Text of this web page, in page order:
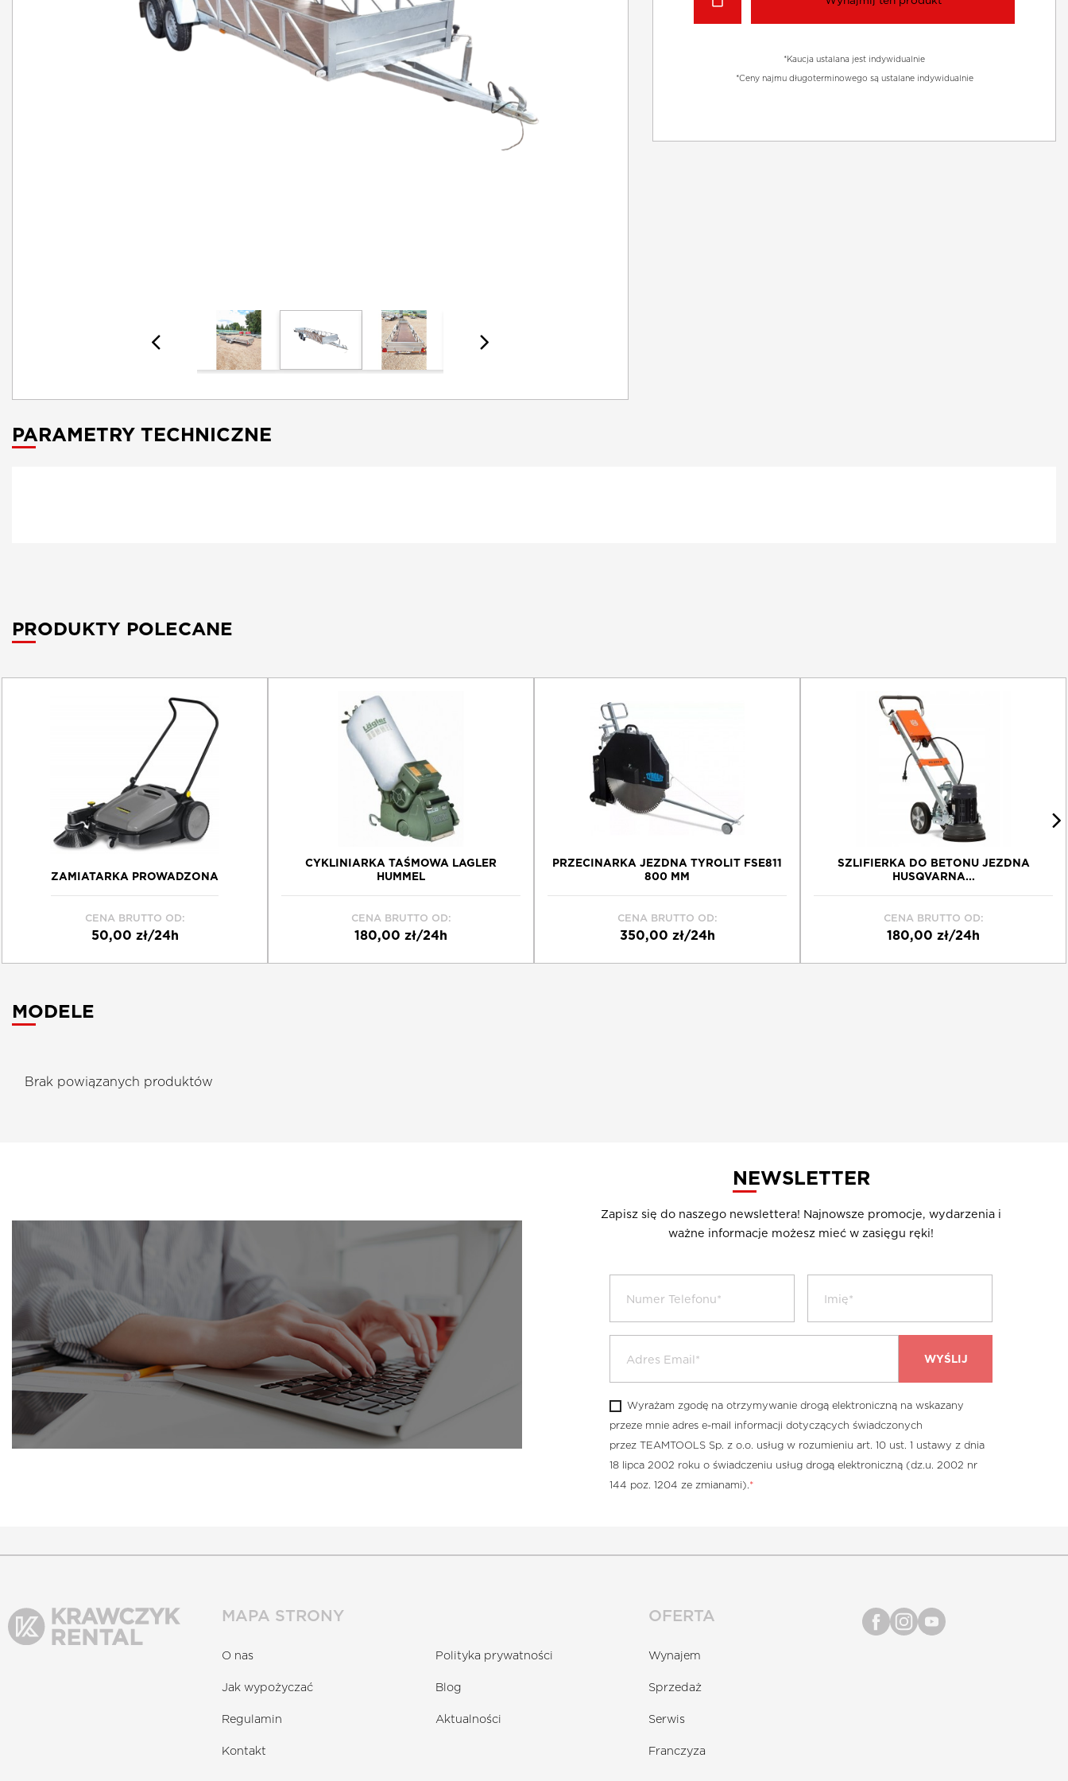
*Kaucja ustalana jest indywidualnie
*Ceny najmu długoterminowego są ustalane indywidualnie
PARAMETRY TECHNICZNE
PRODUKTY POLECANE
ZAMIATARKA PROWADZONA
CENA BRUTTO OD:
50,00 zł/24h
CYKLINIARKA TAŚMOWA LAGLER
HUMMEL
CENA BRUTTO OD:
180,00 zł/24h
PRZECINARKA JEZDNA TYROLIT FSE811
800 MM
CENA BRUTTO OD:
350,00 zł/24h
SZLIFIERKA DO BETONU JEZDNA
HUSQVARNA...
CENA BRUTTO OD:
180,00 zł/24h
MODELE
Brak powiązanych produktów
CENA ZA 24H:
SUMA:
PRZYCZEPA LEKKA DŁUŻYCA
Powrót Wyslij zapytanie
NEWSLETTER
Zapisz się do naszego newslettera! Najnowsze promocje, wydarzenia i
ważne informacje możesz mieć w zasięgu ręki!
Wyrażam zgodę na otrzymywanie drogą elektroniczną na wskazany
przeze mnie adres e-mail informacji dotyczących świadczonych
przez TEAMTOOLS Sp. z o.o. usług w rozumieniu art. 10 ust. 1 ustawy z dnia
18 lipca 2002 roku o świadczeniu usług drogą elektroniczną (dz.u. 2002 nr
144 poz. 1204 ze zmianami).*
MAPA STRONY
O nas
Jak wypożyczać
Regulamin
Kontakt
Polityka prywatności
Blog
Aktualności
OFERTA
Wynajem
Sprzedaż
Serwis
Franczyza